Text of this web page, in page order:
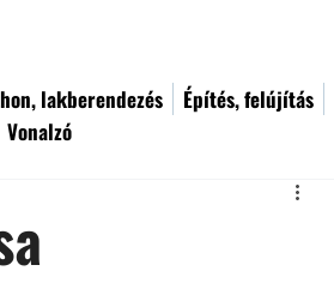
lakberendezés Építés, felújítás
Vonalzó